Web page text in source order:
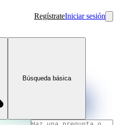
RegístrateIniciar sesión
Búsqueda básica